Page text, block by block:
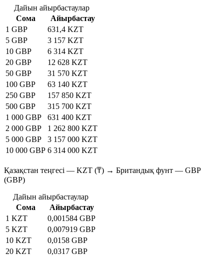
Дайын айырбастаулар
Сома
Айырбастау
1 GBP
631,4 KZT
5 GBP
3 157 KZT
10 GBP
6 314 KZT
20 GBP
12 628 KZT
50 GBP
31 570 KZT
100 GBP
63 140 KZT
250 GBP
157 850 KZT
500 GBP
315 700 KZT
1 000 GBP
631 400 KZT
2 000 GBP
1 262 800 KZT
5 000 GBP
3 157 000 KZT
10 000 GBP 6 314 000 KZT
Қазақстан теңгесі — KZT (₸) → Британдық фунт — GBP
(GBP)
Дайын айырбастаулар
Сома
Айырбастау
1 KZT
0,001584 GBP
5 KZT
0,007919 GBP
10 KZT
0,0158 GBP
20 KZT
0,0317 GBP